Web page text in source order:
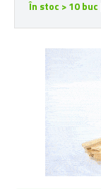
În stoc > 10 buc